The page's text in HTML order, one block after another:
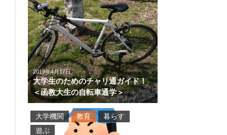
2019年4月17日
大学生のためのチャリ通ガイド！
＜函教大生の自転車通学＞
大学機関 教育
暮らす
遊ぶ